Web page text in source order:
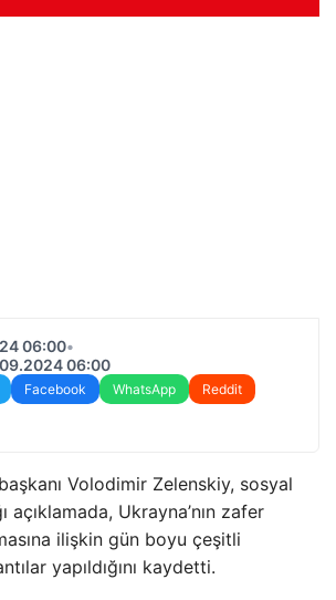
06:00•
06:00
Facebook WhatsApp
Reddit
Volodimir Zelenskiy, sosyal
açıklamada, Ukrayna’nın zafer
ilişkin gün boyu çeşitli
yapıldığını kaydetti.